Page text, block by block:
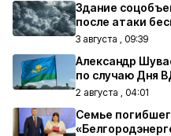
Здание
после атаки
3 августа , 09:39
Александр
по случаю Дня
2 августа , 04:01
Семье